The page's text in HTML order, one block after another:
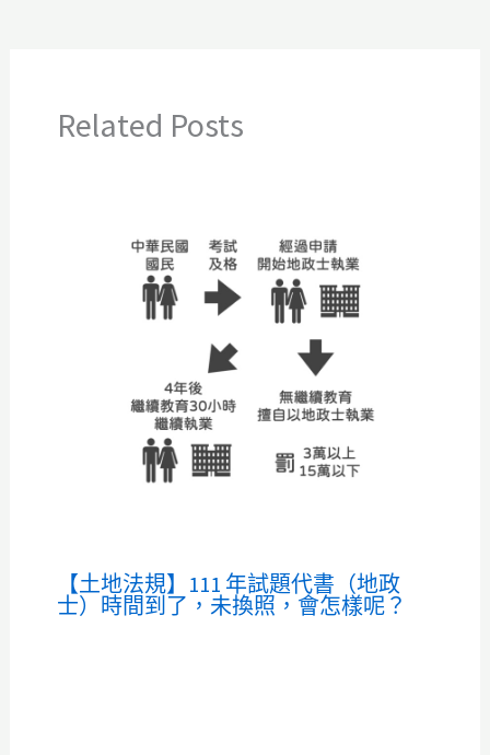
Related Posts
【土地法規】111 年試題代書（地政
士）時間到了，未換照，會怎樣呢？